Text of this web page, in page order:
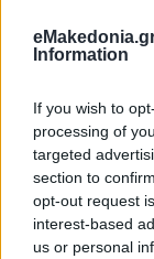
Information
If you wish to
processing of
targeted
section to
opt-out request
interest-based
us or personal